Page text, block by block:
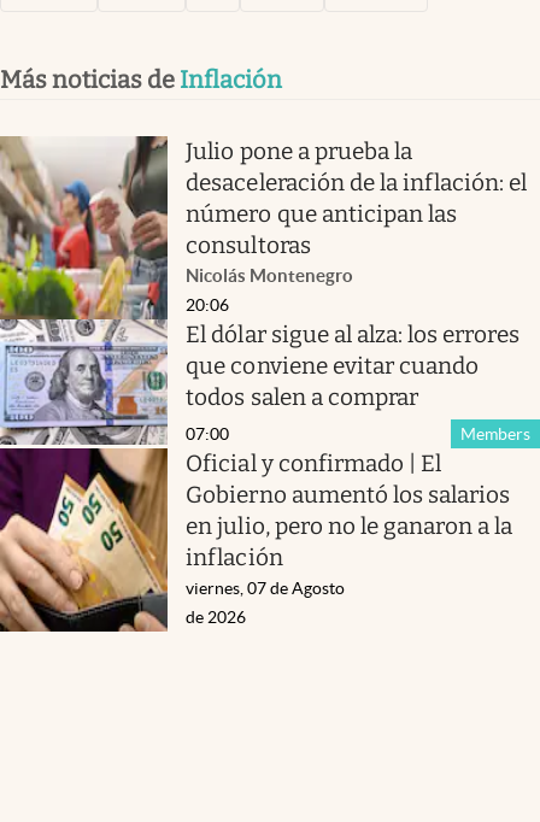
Más noticias de Inflación
Julio pone a prueba la
desaceleración de la inflación: el
número que anticipan las
consultoras
Nicolás Montenegro
20:06
El dólar sigue al alza: los errores
que conviene evitar cuando
todos salen a comprar
Members
07:00
Oficial y confirmado | El
Gobierno aumentó los salarios
en julio, pero no le ganaron a la
inflación
viernes, 07 de Agosto
de 2026